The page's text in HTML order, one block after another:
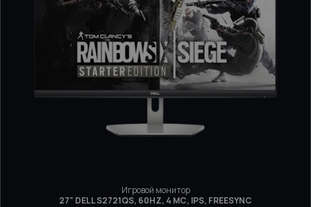
Игровой монитор
27" DELL S2721QS, 60HZ, 4 МС, IPS, FREESYNC